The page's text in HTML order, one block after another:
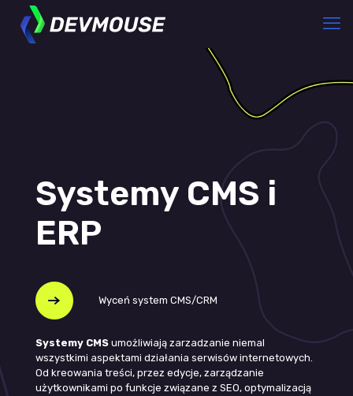
Systemy CMS i
ERP
Wyceń system CMS/CRM
Systemy CMSumożliwiają zarzadzanie niemal
wszystkimi aspektami działania serwisów internetowych.
Od kreowania treści, przez edycje, zarządzanie
użytkownikami po funkcje związane z SEO, optymalizacją